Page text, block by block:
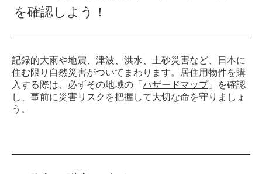
を確認しよう！
記録的大雨や地震、津波、洪水、土砂災害など、日本に
住む限り自然災害がついてまわります。居住用物件を購
入する際は、必ずその地域の「 ハザードマップ」を確認
し、事前に災害リスクを把握して大切な命を守りましょ
う。